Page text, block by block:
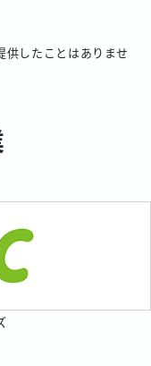
供したことはありませ